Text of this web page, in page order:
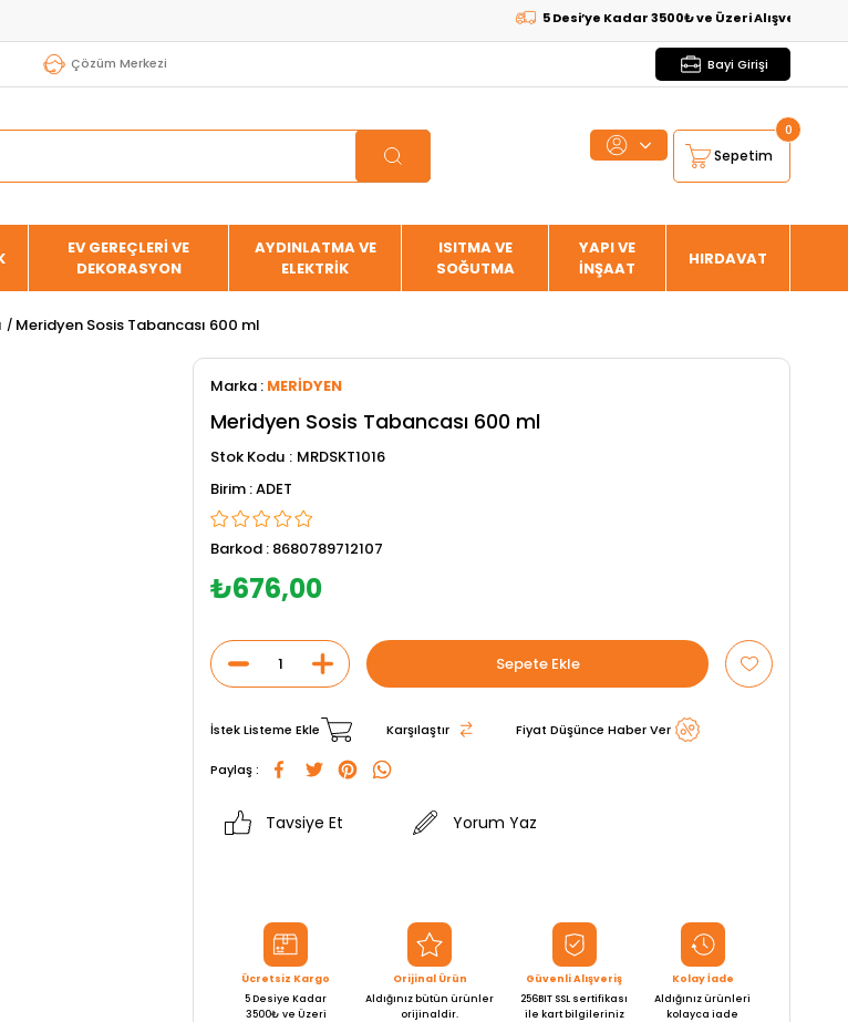
5 Desi’ye Kadar 3500₺ ve Üzeri Alışverişlerde
Çözüm Merkezi Bayi Girişi
Sepetim
0
EV GEREÇLERİ VE
DEKORASYON
AYDINLATMA VE
ELEKTRİK
ISITMA VE
SOĞUTMA
YAPI VE
İNŞAAT
HIRDAVAT
Meridyen Sosis Tabancası 600 ml
Marka : MERİDYEN
Meridyen Sosis Tabancası 600 ml
Stok Kodu
MRDSKT1016
ADET
Barkod : 8680789712107
₺676,00
İstek Listeme Ekle Karşılaştır Fiyat Düşünce Haber Ver
Paylaş :
Tavsiye Et Yorum Yaz
Ücretsiz Kargo
5 Desiye Kadar
3500₺ ve Üzeri
Orijinal Ürün
Aldığınız bütün ürünler
orijinaldir.
Güvenli Alışveriş
256BIT SSL sertifikası
ile kart bilgileriniz
Kolay İade
Aldığınız ürünleri
kolayca iade